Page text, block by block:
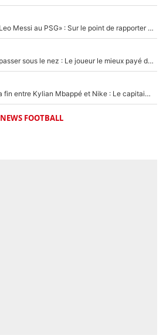
«Ce fils de p*te fait comme Leo Messi au PSG» : Sur le point de rapporter gros à l'OM, Facundo Medina raconte son clash avec des supporters !
L'OM voit ce joli chèque lui passer sous le nez : Le joueur le mieux payé du club refuse de partir, son transfert est annulé à la dernière minute !
Thibaud Vézirian annonce la fin entre Kylian Mbappé et Nike : Le capitaine de l'équipe de France lui répond sur Instagram !
NEWS FOOTBALL